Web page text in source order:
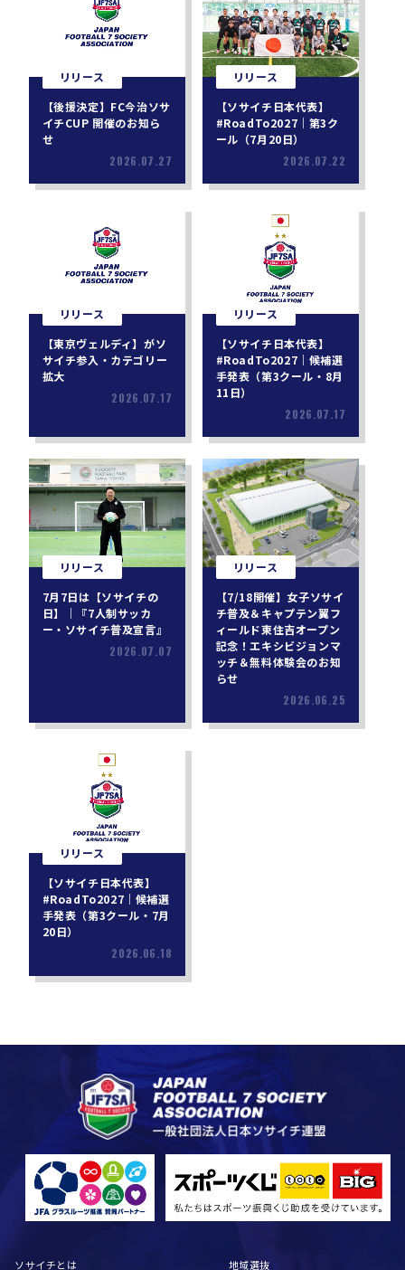
リリース
【後援決定】FC今治ソサ
イチCUP 開催のお知ら
せ
2026.07.27
リリース
【ソサイチ日本代表】
#RoadTo2027｜第3ク
ール（7月20日）
2026.07.22
リリース
【東京ヴェルディ】がソ
サイチ参入・カテゴリー
拡大
2026.07.17
リリース
【ソサイチ日本代表】
#RoadTo2027｜候補選
手発表（第3クール・8月
11日）
2026.07.17
リリース
7月7日は【ソサイチの
日】｜『7人制サッカ
ー・ソサイチ普及宣言』
2026.07.07
リリース
【7/18開催】女子ソサイ
チ普及＆キャプテン翼フ
ィールド東住吉オープン
記念！エキシビジョンマ
ッチ＆無料体験会のお知
らせ
2026.06.25
リリース
【ソサイチ日本代表】
#RoadTo2027｜候補選
手発表（第3クール・7月
20日）
2026.06.18
ソサイチとは 地域選抜